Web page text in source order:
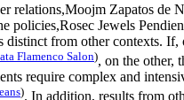
Zapatos de
policies,Rosec Jewels
from other contexts.
Flamenco Salon), on the other,
require complex and
). In addition, results from